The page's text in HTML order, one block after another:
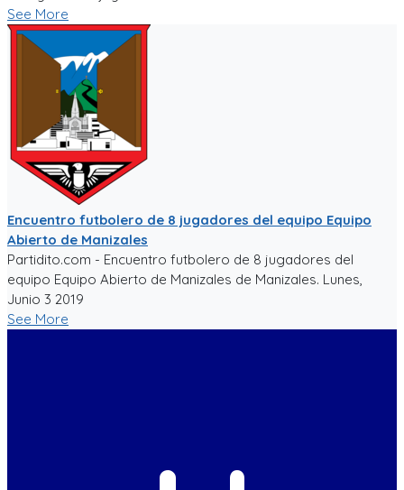
See More
Encuentro futbolero de 8 jugadores del equipo Equipo
Abierto de Manizales
Partidito.com - Encuentro futbolero de 8 jugadores del
equipo Equipo Abierto de Manizales de Manizales. Lunes,
Junio 3 2019
See More